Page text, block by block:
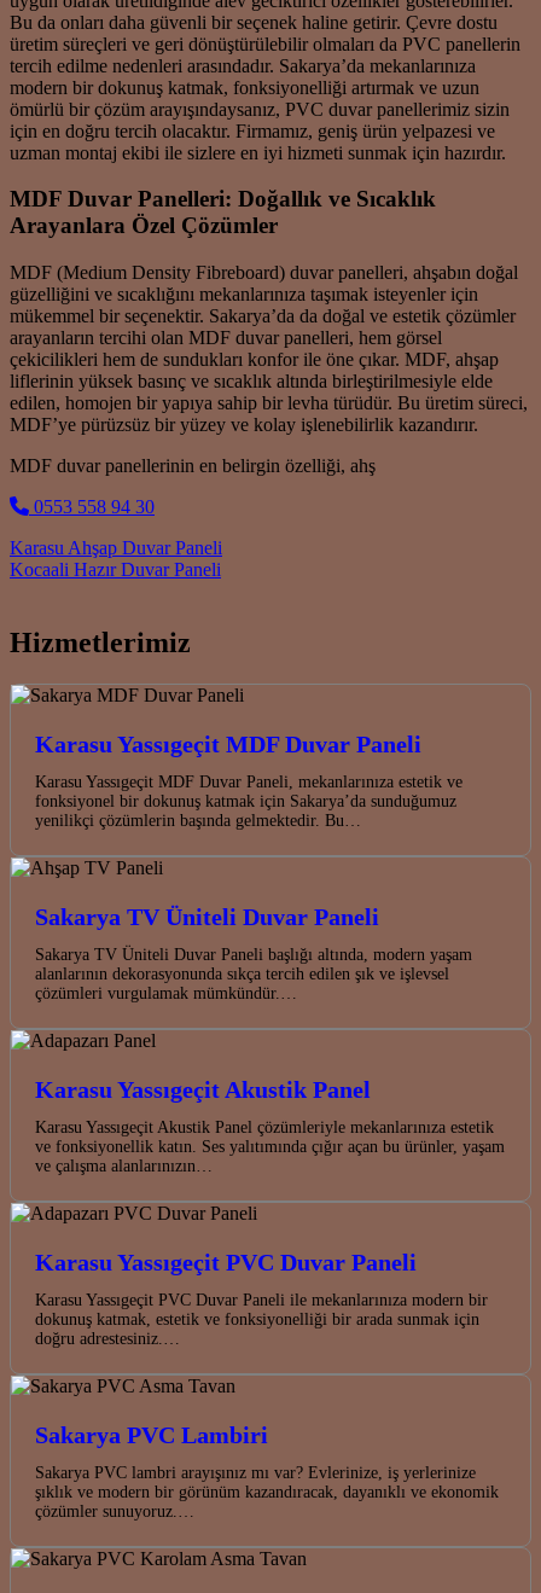
Bu da onları daha güvenli bir seçenek haline getirir. Çevre dostu
üretim süreçleri ve geri dönüştürülebilir olmaları da PVC panellerin
tercih edilme nedenleri arasındadır. Sakarya’da mekanlarınıza
modern bir dokunuş katmak, fonksiyonelliği artırmak ve uzun
ömürlü bir çözüm arayışındaysanız, PVC duvar panellerimiz sizin
için en doğru tercih olacaktır. Firmamız, geniş ürün yelpazesi ve
uzman montaj ekibi ile sizlere en iyi hizmeti sunmak için hazırdır.
MDF Duvar Panelleri: Doğallık ve Sıcaklık
Arayanlara Özel Çözümler
MDF (Medium Density Fibreboard) duvar panelleri, ahşabın doğal
güzelliğini ve sıcaklığını mekanlarınıza taşımak isteyenler için
mükemmel bir seçenektir. Sakarya’da da doğal ve estetik çözümler
arayanların tercihi olan MDF duvar panelleri, hem görsel
çekicilikleri hem de sundukları konfor ile öne çıkar. MDF, ahşap
liflerinin yüksek basınç ve sıcaklık altında birleştirilmesiyle elde
edilen, homojen bir yapıya sahip bir levha türüdür. Bu üretim süreci,
MDF’ye pürüzsüz bir yüzey ve kolay işlenebilirlik kazandırır.
MDF duvar panellerinin en belirgin özelliği, ahş
0553 558 94 30
Post navigation
Karasu Ahşap Duvar Paneli
Kocaali Hazır Duvar Paneli
Hizmetlerimiz
Karasu Yassıgeçit MDF Duvar Paneli
Karasu Yassıgeçit MDF Duvar Paneli, mekanlarınıza estetik ve
fonksiyonel bir dokunuş katmak için Sakarya’da sunduğumuz
yenilikçi çözümlerin başında gelmektedir. Bu…
Sakarya TV Üniteli Duvar Paneli
Sakarya TV Üniteli Duvar Paneli başlığı altında, modern yaşam
alanlarının dekorasyonunda sıkça tercih edilen şık ve işlevsel
çözümleri vurgulamak mümkündür.…
Karasu Yassıgeçit Akustik Panel
Karasu Yassıgeçit Akustik Panel çözümleriyle mekanlarınıza estetik
ve fonksiyonellik katın. Ses yalıtımında çığır açan bu ürünler, yaşam
ve çalışma alanlarınızın…
Karasu Yassıgeçit PVC Duvar Paneli
Karasu Yassıgeçit PVC Duvar Paneli ile mekanlarınıza modern bir
dokunuş katmak, estetik ve fonksiyonelliği bir arada sunmak için
doğru adrestesiniz.…
Sakarya PVC Lambiri
Sakarya PVC lambri arayışınız mı var? Evlerinize, iş yerlerinize
şıklık ve modern bir görünüm kazandıracak, dayanıklı ve ekonomik
çözümler sunuyoruz.…